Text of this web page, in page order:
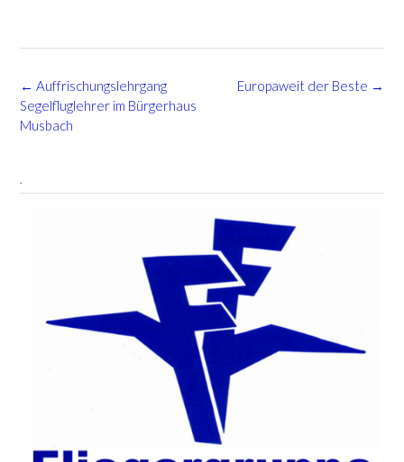
Post
navigation
Europaweit der Beste →
← Auffrischungslehrgang
Segelfluglehrer im Bürgerhaus
Musbach
.